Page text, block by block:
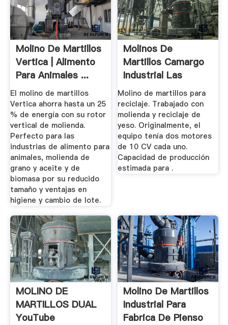
Molino De Martillos
Vertica | Alimento
Para Animales ...
El molino de martillos
Vertica ahorra hasta un 25
% de energía con su rotor
vertical de molienda.
Perfecto para las
industrias de alimento para
animales, molienda de
grano y aceite y de
biomasa por su reducido
tamaño y ventajas en
higiene y cambio de lote.
Molinos De
Martillos Camargo
Industrial Las
Máquinas ...
Molino de martillos para
reciclaje. Trabajado con
molienda y reciclaje de
yeso. Originalmente, el
equipo tenía dos motores
de 10 CV cada uno.
Capacidad de producción
estimada para .
MOLINO DE
MARTILLOS DUAL
YouTube
Molino De Martillos
Industrial Para
Fabrica De Pienso